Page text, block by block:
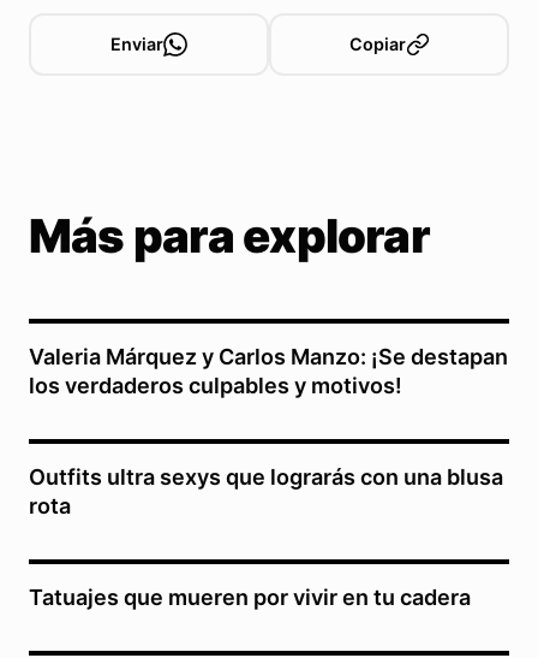
Enviar Copiar
Más para explorar
Valeria Márquez y Carlos Manzo: ¡Se destapan
los verdaderos culpables y motivos!
Outfits ultra sexys que lograrás con una blusa
rota
Tatuajes que mueren por vivir en tu cadera